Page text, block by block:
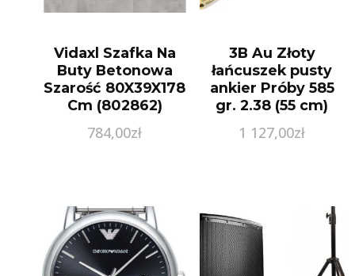
Vidaxl Szafka Na
Buty Betonowa
Szarość 80X39X178
Cm (802862)
784,00zł
3B Au Złoty
łańcuszek pusty
ankier Próby 585
gr. 2.38 (55 cm)
1 127,00zł